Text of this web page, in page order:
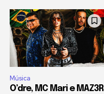
Música
O’dre, MC Mari e MAZ3R